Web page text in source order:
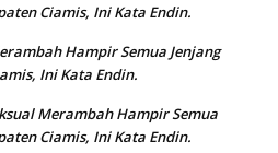
Ciamis, Ini Kata Endin.
Hampir Semua Jenjang
Ini Kata Endin.
Merambah Hampir Semua
Ciamis, Ini Kata Endin.